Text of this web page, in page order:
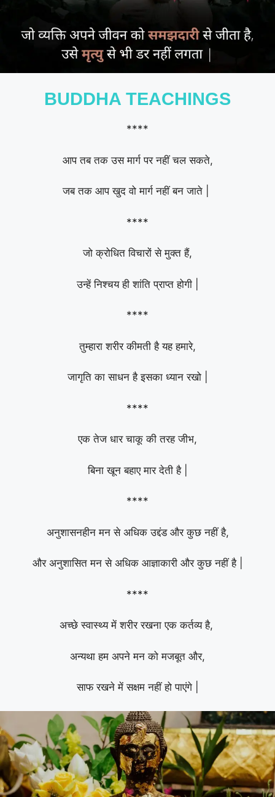
BUDDHA TEACHINGS
****
आप तब तक उस मार्ग पर नहीं चल सकते,
जब तक आप खुद वो मार्ग नहीं बन जाते |
****
जो क्रोधित विचारों से मुक्त हैं,
उन्हें निश्चय ही शांति प्राप्त होगी |
****
तुम्हारा शरीर कीमती है यह हमारे,
जागृति का साधन है इसका ध्यान रखो |
****
एक तेज धार चाकू की तरह जीभ,
बिना खून बहाए मार देती है |
****
अनुशासनहीन मन से अधिक उद्दंड और कुछ नहीं है,
और अनुशासित मन से अधिक आज्ञाकारी और कुछ नहीं है |
****
अच्छे स्वास्थ्य में शरीर रखना एक कर्तव्य है,
अन्यथा हम अपने मन को मजबूत और,
साफ रखने में सक्षम नहीं हो पाएंगे |